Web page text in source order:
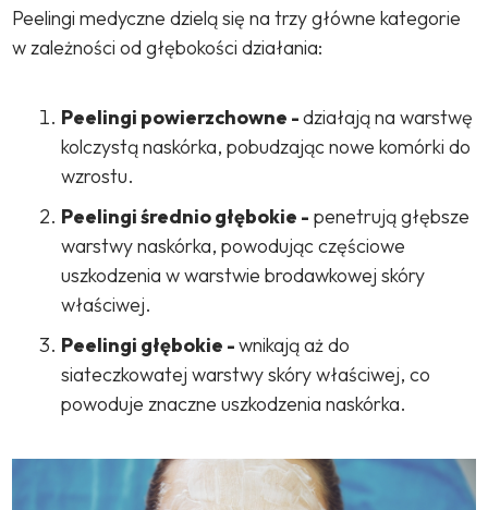
Peelingi medyczne dzielą się na trzy główne kategorie
w zależności od głębokości działania:
Peelingi powierzchowne -działają na warstwę
kolczystą naskórka, pobudzając nowe komórki do
wzrostu.
Peelingi średnio głębokie - penetrują głębsze
warstwy naskórka, powodując częściowe
uszkodzenia w warstwie brodawkowej skóry
właściwej.
Peelingi głębokie -wnikają aż do
siateczkowatej warstwy skóry właściwej, co
powoduje znaczne uszkodzenia naskórka.